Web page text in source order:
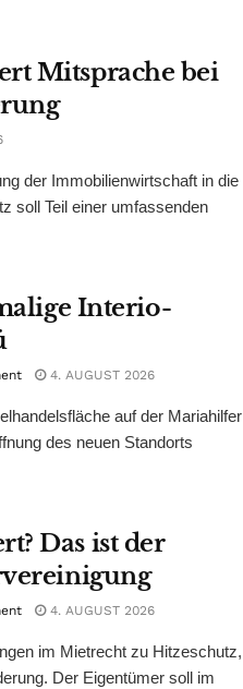
Mitsprache bei
der Immobilienwirtschaft in die
soll Teil einer umfassenden
Interio-
4. AUGUST 2026
auf der Mariahilfer
des neuen Standorts
Das ist der
4. AUGUST 2026
im Mietrecht zu Hitzeschutz,
Der Eigentümer soll im